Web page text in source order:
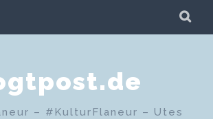
– #KulturFlaneur – Utes